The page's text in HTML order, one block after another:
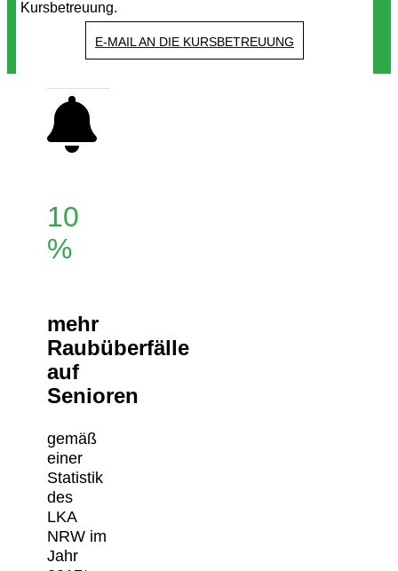
Kursbetreuung.
E-MAIL AN DIE KURSBETREUUNG
10
%
mehr
Raubüberfälle
auf
Senioren
gemäß
einer
Statistik
des
LKA
NRW im
Jahr